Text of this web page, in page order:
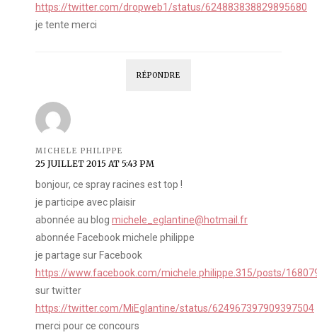
https://twitter.com/dropweb1/status/624883838829895680
je tente merci
RÉPONDRE
MICHELE PHILIPPE
25 JUILLET 2015 AT 5:43 PM
bonjour, ce spray racines est top !
je participe avec plaisir
abonnée au blog michele_eglantine@hotmail.fr
abonnée Facebook michele philippe
je partage sur Facebook
https://www.facebook.com/michele.philippe.315/posts/
sur twitter
https://twitter.com/MiEglantine/status/624967397909397504
merci pour ce concours